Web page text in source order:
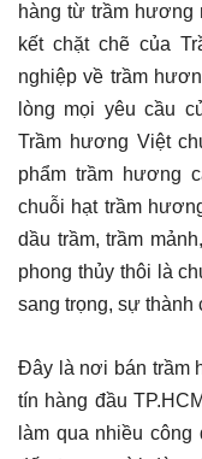
hàng từ trầm hương
kết chặt chẽ của
nghiệp về trầm
lòng mọi yêu cầu
Trầm hương Việt
phẩm trầm hương
chuỗi hạt trầm
dầu trầm, trầm
phong thủy thôi là
sang trọng, sự
Đây là nơi bán trầm
tín hàng đầu
làm qua nhiều